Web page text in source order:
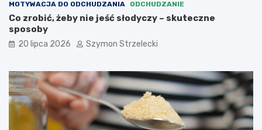
MOTYWACJA DO ODCHUDZANIA ODCHUDZANIE
Co zrobić, żeby nie jeść słodyczy – skuteczne
sposoby
20 lipca 2026 Szymon Strzelecki